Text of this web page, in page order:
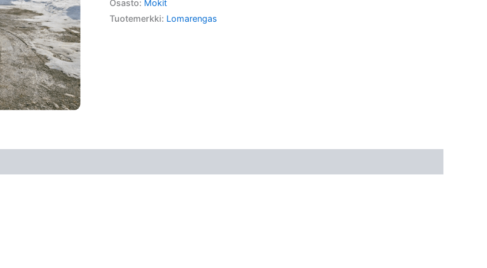
Osasto: Mokit
Tuotemerkki: Lomarengas